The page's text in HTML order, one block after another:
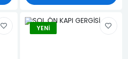
YENI